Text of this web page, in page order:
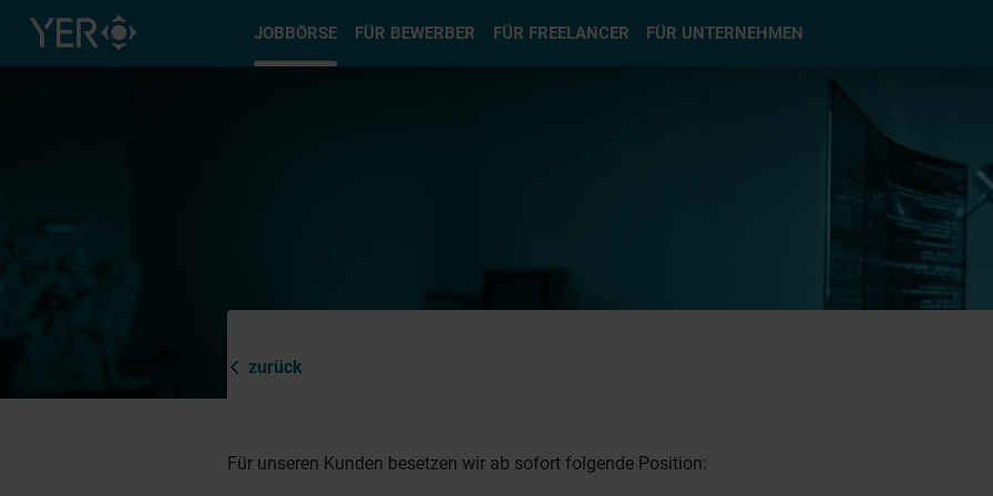
JOBBÖRSE FÜR BEWERBER FÜR FREELANCER FÜR UNTERNEHMEN
Typ auswählen
zurück
Für unseren Kunden besetzen wir ab sofort folgende Position: